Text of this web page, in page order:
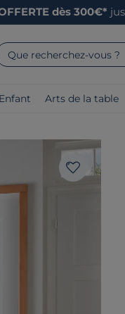
dès 300€*
Que recherchez-vous ?
Enfant Arts de la table